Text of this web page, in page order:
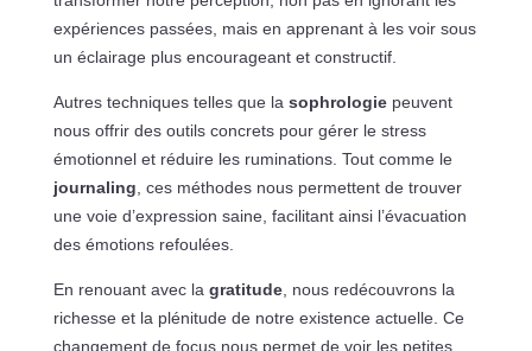
expériences passées, mais en apprenant à les voir sous
un éclairage plus encourageant et constructif.
Autres techniques telles que la sophrologiepeuvent
nous offrir des outils concrets pour gérer le stress
émotionnel et réduire les ruminations. Tout comme le
journaling , ces méthodes nous permettent de trouver
une voie d’expression saine, facilitant ainsi l’évacuation
des émotions refoulées.
En renouant avec la gratitude, nous redécouvrons la
richesse et la plénitude de notre existence actuelle. Ce
changement de focus nous permet de voir les petites